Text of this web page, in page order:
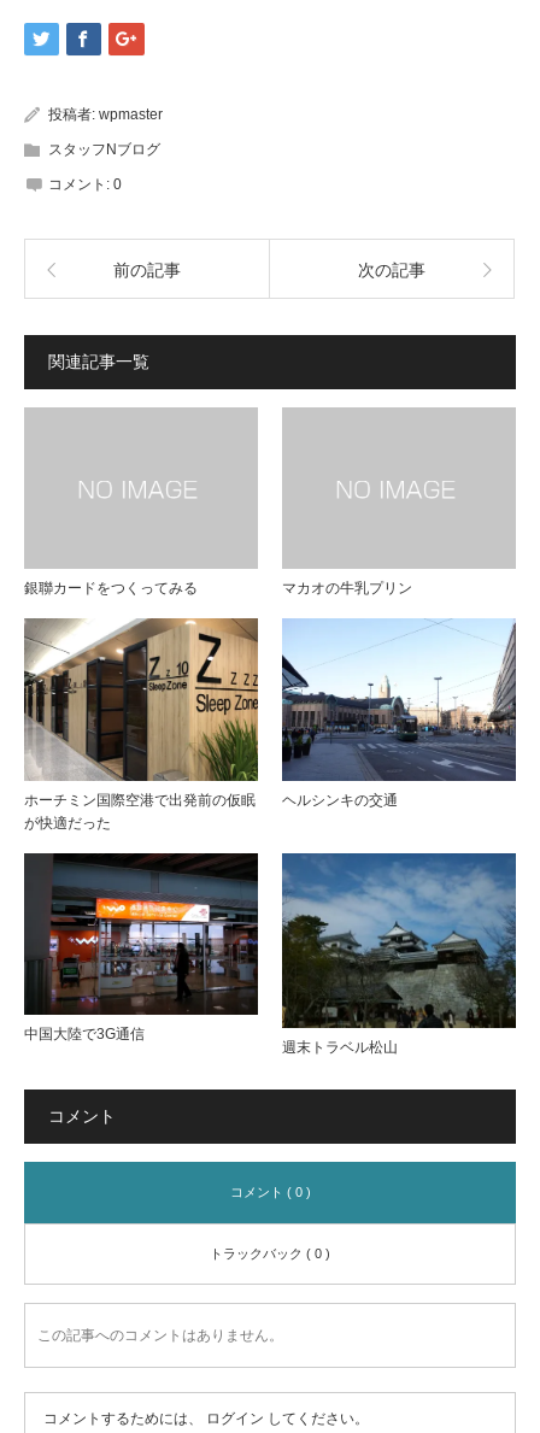
て
Twitter
で
(新
し
ウ
ィ
ン
ド
開
て
Google+
で
し
ウ
ィ
開
ま
す)
投稿者: wpmaster
スタッフNブログ
コメント: 0
前の記事 次の記事
関連記事一覧
銀聯カードをつくってみる マカオの牛乳プリン
ホーチミン国際空港で出発前の仮眠
が快適だった
ヘルシンキの交通
中国大陸で3G通信
週末トラベル松山
コメント
コメント ( 0 )
トラックバック ( 0 )
この記事へのコメントはありません。
コメントするためには、 ログイン してください。